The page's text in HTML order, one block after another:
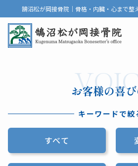
鵠沼松が岡接骨院｜骨格・内臓・心まで整
お客様の喜
キーワードで絞
すべて